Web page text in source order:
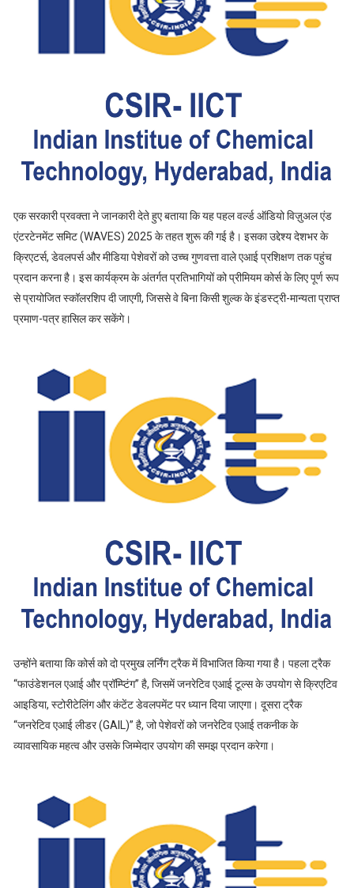
एक सरकारी प्रवक्ता ने जानकारी देते हुए बताया कि यह पहल वर्ल्ड ऑडियो विज़ुअल एंड
एंटरटेनमेंट समिट (WAVES) 2025 के तहत शुरू की गई है। इसका उद्देश्य देशभर के
क्रिएटर्स, डेवलपर्स और मीडिया पेशेवरों को उच्च गुणवत्ता वाले एआई प्रशिक्षण तक पहुंच
प्रदान करना है। इस कार्यक्रम के अंतर्गत प्रतिभागियों को प्रीमियम कोर्स के लिए पूर्ण रूप
से प्रायोजित स्कॉलरशिप दी जाएगी, जिससे वे बिना किसी शुल्क के इंडस्ट्री-मान्यता प्राप्त
प्रमाण-पत्र हासिल कर सकेंगे।
उन्होंने बताया कि कोर्स को दो प्रमुख लर्निंग ट्रैक में विभाजित किया गया है। पहला ट्रैक
“फाउंडेशनल एआई और प्रॉम्प्टिंग” है, जिसमें जनरेटिव एआई टूल्स के उपयोग से क्रिएटिव
आइडिया, स्टोरीटेलिंग और कंटेंट डेवलपमेंट पर ध्यान दिया जाएगा। दूसरा ट्रैक
“जनरेटिव एआई लीडर (GAIL)” है, जो पेशेवरों को जनरेटिव एआई तकनीक के
व्यावसायिक महत्व और उसके जिम्मेदार उपयोग की समझ प्रदान करेगा।